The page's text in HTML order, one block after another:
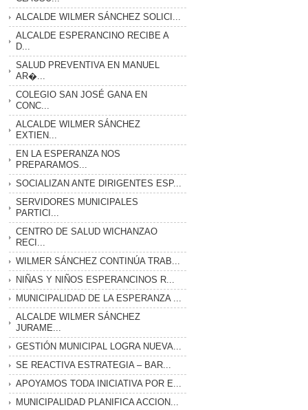
ALCALDE WILMER SÁNCHEZ SOLICI...
ALCALDE ESPERANCINO RECIBE A
D...
SALUD PREVENTIVA EN MANUEL
AR�...
COLEGIO SAN JOSÉ GANA EN
CONC...
ALCALDE WILMER SÁNCHEZ
EXTIEN...
EN LA ESPERANZA NOS
PREPARAMOS...
SOCIALIZAN ANTE DIRIGENTES ESP...
SERVIDORES MUNICIPALES
PARTICI...
CENTRO DE SALUD WICHANZAO
RECI...
WILMER SÁNCHEZ CONTINÚA TRAB...
NIÑAS Y NIÑOS ESPERANCINOS R...
MUNICIPALIDAD DE LA ESPERANZA ...
ALCALDE WILMER SÁNCHEZ
JURAME...
GESTIÓN MUNICIPAL LOGRA NUEVA...
SE REACTIVA ESTRATEGIA – BAR...
APOYAMOS TODA INICIATIVA POR E...
MUNICIPALIDAD PLANIFICA ACCION...